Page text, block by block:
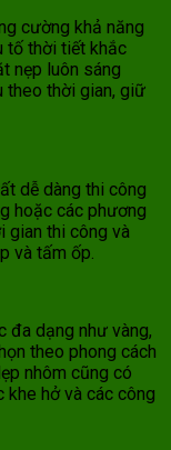
cường khả năng
tố thời tiết khắc
nẹp luôn sáng
theo thời gian, giữ
dễ dàng thi công
hoặc các phương
gian thi công và
và tấm ốp.
đa dạng như vàng,
theo phong cách
nhôm cũng có
khe hở và các công